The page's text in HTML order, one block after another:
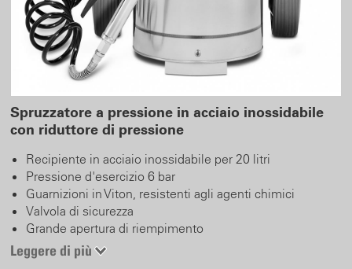
Spruzzatore a pressione in acciaio inossidabile
con riduttore di pressione
Recipiente in acciaio inossidabile per 20 litri
Pressione d'esercizio 6 bar
Guarnizioni in Viton, resistenti agli agenti chimici
Valvola di sicurezza
Grande apertura di riempimento
Coperchio con riduttore di pressione
Raccordo del tubo al recipiente
Leggere di più